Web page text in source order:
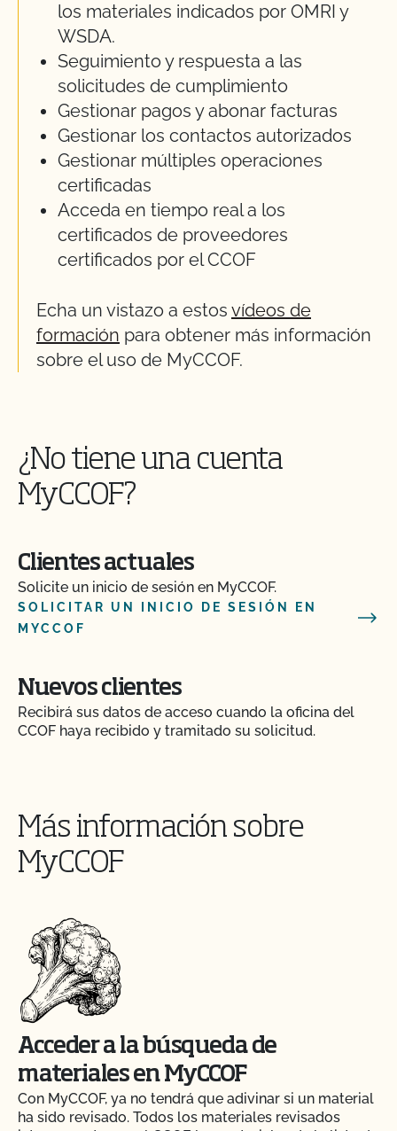
los materiales indicados por OMRI y
WSDA.
Seguimiento y respuesta a las
solicitudes de cumplimiento
Gestionar pagos y abonar facturas
Gestionar los contactos autorizados
Gestionar múltiples operaciones
certificadas
Acceda en tiempo real a los
certificados de proveedores
certificados por el CCOF
Echa un vistazo a estos vídeos de
formación para obtener más información
sobre el uso de MyCCOF.
¿No tiene una cuenta
MyCCOF?
Clientes actuales
Solicite un inicio de sesión en MyCCOF.
SOLICITAR UN INICIO DE SESIÓN EN
MYCCOF
Nuevos clientes
Recibirá sus datos de acceso cuando la oficina del
CCOF haya recibido y tramitado su solicitud.
Más información sobre
MyCCOF
Acceder a la búsqueda de
materiales en MyCCOF
Con MyCCOF, ya no tendrá que adivinar si un material
ha sido revisado. Todos los materiales revisados